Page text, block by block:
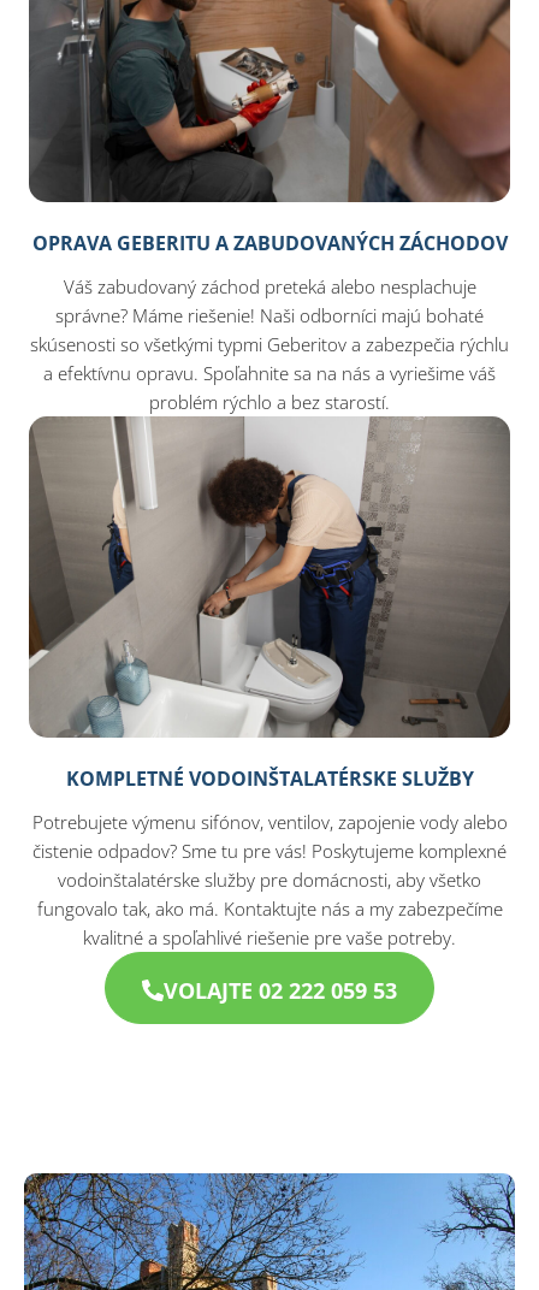
OPRAVA GEBERITU A ZABUDOVANÝCH ZÁCHODOV
Váš zabudovaný záchod preteká alebo nesplachuje
správne? Máme riešenie! Naši odborníci majú bohaté
skúsenosti so všetkými typmi Geberitov a zabezpečia rýchlu
a efektívnu opravu. Spoľahnite sa na nás a vyriešime váš
problém rýchlo a bez starostí.
KOMPLETNÉ VODOINŠTALATÉRSKE SLUŽBY
Potrebujete výmenu sifónov, ventilov, zapojenie vody alebo
čistenie odpadov? Sme tu pre vás! Poskytujeme komplexné
vodoinštalatérske služby pre domácnosti, aby všetko
fungovalo tak, ako má. Kontaktujte nás a my zabezpečíme
kvalitné a spoľahlivé riešenie pre vaše potreby.
VOLAJTE 02 222 059 53